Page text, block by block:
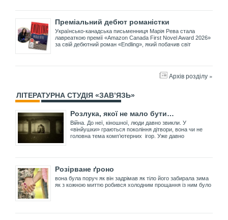
Преміальний дебют романістки
Українсько-канадська письменниця Марія Рева стала
лавреаткою премії «Amazon Canada First Novel Award 2026»
за свій дебютний роман «Endling», який побачив світ
Архів розділу »
ЛІТЕРАТУРНА СТУДІЯ «ЗАВ’ЯЗЬ»
Розлука, якої не мало бути…
Війна. До неї, кіношної, люди давно звикли. У
«вінйушки» граються покоління дітвори, вона чи не
головна тема комп’ютерних ігор. Уже давно
Розірване ґроно
вона була поруч як він задрімав як тіло його забирала зима
як з кожною миттю робився холодним прощання із ним було